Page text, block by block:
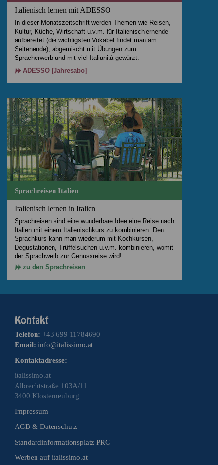
Italienisch lernen mit ADESSO
In dieser Monatszeitschrift werden Themen wie Reisen,
Kultur, Küche, Wirtschaft u.v.m. für Italienischlernende
aufbereitet (die wichtigsten Vokabel findet man am
Seitenende), abgemischt mit Übungen zum
Spracherwerb und mit viel Italianità gewürzt.
ADESSO [Jahresabo]
Sprachreisen Italien
Italienisch lernen in Italien
Sprachreisen sind eine wunderbare Idee eine Reise nach
Italien mit einem Italienischkurs zu kombinieren. Den
Sprachkurs kann man wiederum mit Kochkursen,
Degustationen, Trüffelsuchen u.v.m. kombinieren, womit
der Sprachwerb zur Genussreise wird!
zu den Sprachreisen
Telefon: +43 699 11784690
Email: info@italissimo.at
Kontaktadresse:
italissimo.at
Albrechtstraße 103A/11
3400 Klosterneuburg
Impressum
AGB & Datenschutz
Standardinformationsplatz PRG
Werben auf italissimo.at